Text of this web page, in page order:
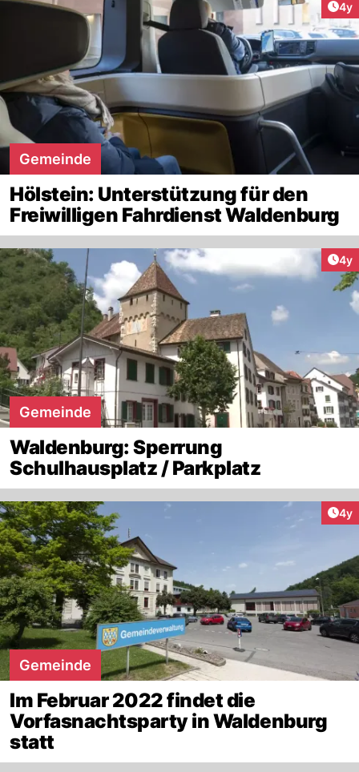
4y
Gemeinde
Hölstein: Unterstützung für den
Freiwilligen Fahrdienst Waldenburg
4y
Gemeinde
Waldenburg: Sperrung
Schulhausplatz / Parkplatz
4y
Gemeinde
Im Februar 2022 findet die
Vorfasnachtsparty in Waldenburg
statt